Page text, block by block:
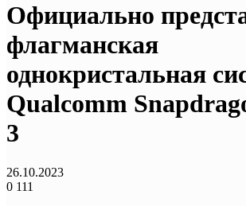
Официально
флагманская
однокристальная
Qualcomm
3
26.10.2023
0 111